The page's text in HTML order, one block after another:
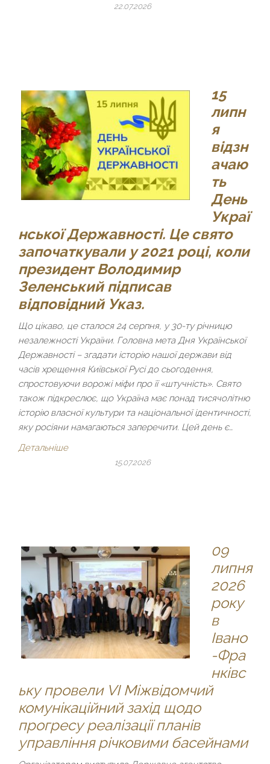
22.07.2026
15
липн
я
відзн
ачаю
ть
День
Украї
нської Державності. Це свято
започаткували у 2021 році, коли
президент Володимир
Зеленський підписав
відповідний Указ.
Що цікаво, це сталося 24 серпня, у 30-ту річницю
незалежності України. Головна мета Дня Української
Державності – згадати історію нашої держави від
часів хрещення Київської Русі до сьогодення,
спростовуючи ворожі міфи про її «штучність». Свято
також підкреслює, що Україна має понад тисячолітню
історію власної культури та національної ідентичності,
яку росіяни намагаються заперечити. Цей день є…
Детальніше
15.07.2026
09
липня
2026
року
в
Івано
-Фра
нківс
ьку провели VІ Міжвідомчий
комунікаційний захід щодо
прогресу реалізації планів
управління річковими басейнами